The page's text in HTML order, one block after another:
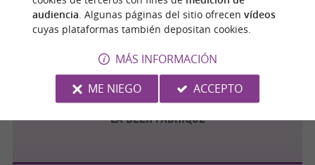
La Beer Fabrique
audiencia. Algunas páginas del sitio ofrecen vídeos
cuyas plataformas también depositan cookies.
MÁS INFORMACIÓN
ME NIEGO
ACCEPTO